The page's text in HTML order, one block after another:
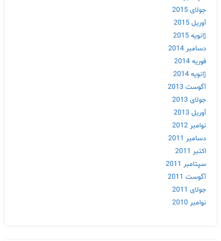
جولای 2015
آوریل 2015
ژانویه 2015
دسامبر 2014
فوریه 2014
ژانویه 2014
آگوست 2013
جولای 2013
آوریل 2013
نوامبر 2012
دسامبر 2011
اکتبر 2011
سپتامبر 2011
آگوست 2011
جولای 2011
نوامبر 2010